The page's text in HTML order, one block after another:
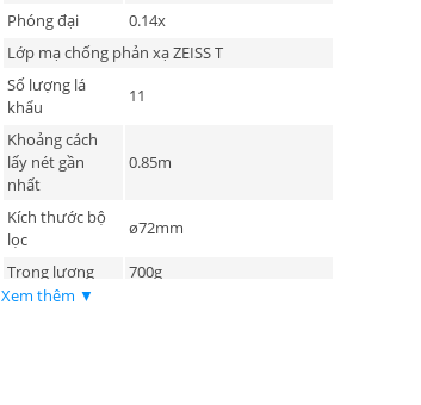
Phóng đại
0.14x
Lớp mạ chống phản xạ ZEISS T
Số lượng lá
khẩu
11
Khoảng cách
lấy nét gần
nhất
0.85m
Kích thước bộ
lọc
ø72mm
Trọng lượng
700g
Xem thêm ▼